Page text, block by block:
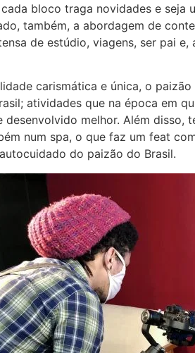
bloco traga novidades e seja
também, a abordagem de
de estúdio, viagens, ser pai
carismática e única, o
atividades que na época em
desenvolvido melhor. Além disso,
num spa, o que faz um feat
do paizão do Brasil.